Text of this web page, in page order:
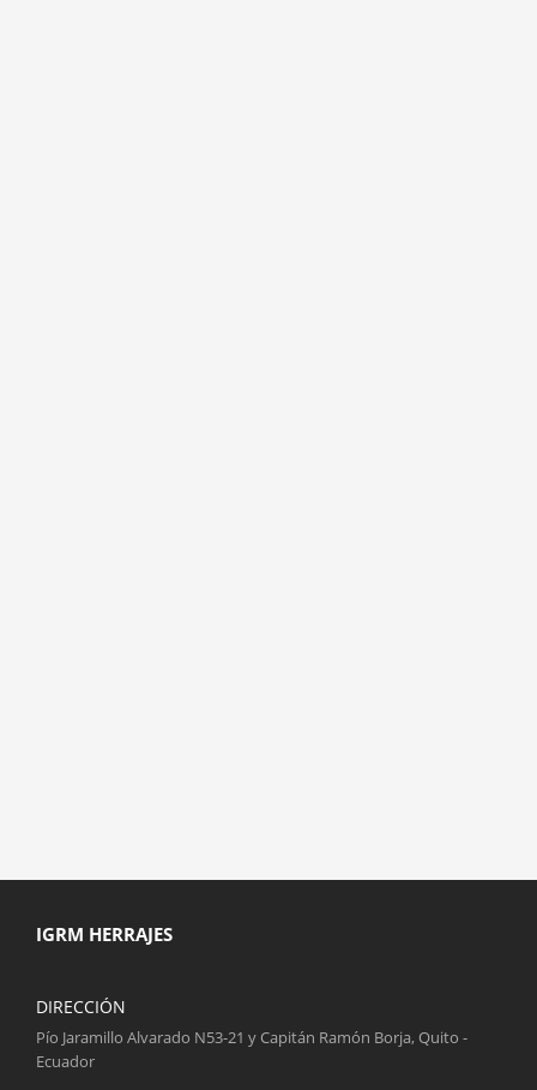
IGRM HERRAJES
DIRECCIÓN
Pío Jaramillo Alvarado N53-21 y Capitán Ramón Borja, Quito -
Ecuador